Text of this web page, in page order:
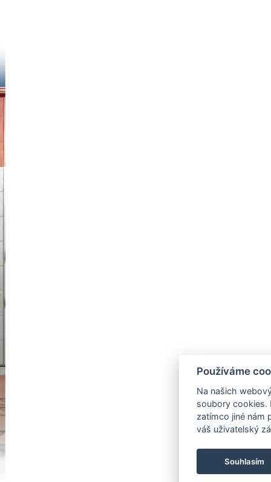
Používáme
Na našich
soubory cookies.
zatímco jiné nám
váš uživatelský
Souhlasím